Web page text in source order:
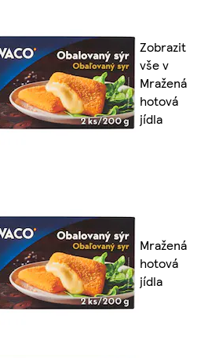
Zobrazit
vše v
Mražená
hotová
jídla
Mražená
hotová
jídla